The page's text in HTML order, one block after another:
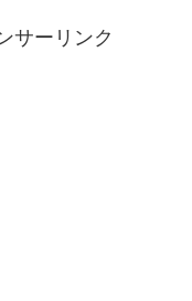
サーリンク